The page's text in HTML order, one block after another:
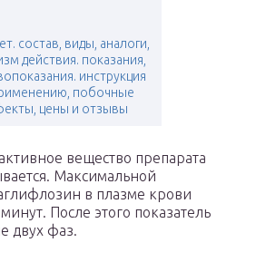
состав, виды, аналоги,
действия. показания,
инструкция
побочные
цены и отзывы
вещество препарата
Максимальной
в плазме крови
После этого показатель
двух фаз.